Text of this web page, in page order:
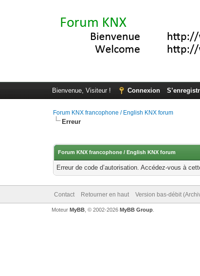
Bienvenue, Visiteur ! Connexion
Forum KNX francophone / English KNX forum
Erreur
Forum KNX francophone / English KNX forum
Erreur de code d’autorisation. Accédez-vous à
Contact Retourner en haut Version bas-débit
Moteur MyBB, © 2002-2026 MyBB Group.